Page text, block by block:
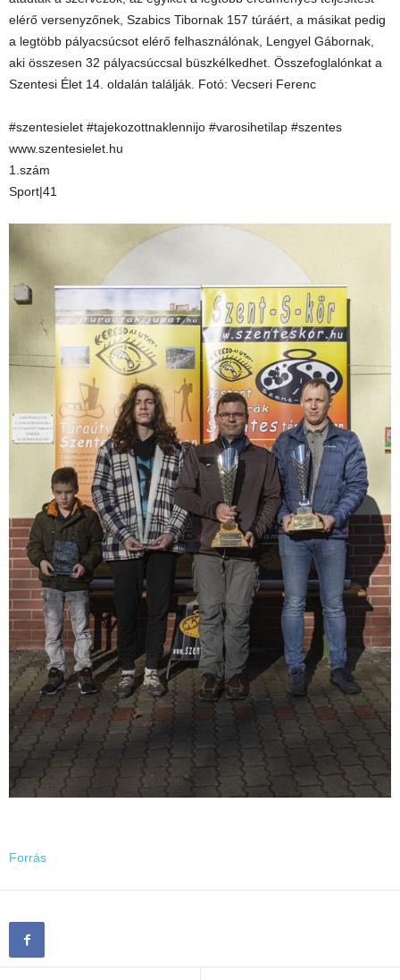
elérő versenyzőnek, Szabics Tibornak 157 túráért, a másikat pedig
a legtöbb pályacsúcsot elérő felhasználónak, Lengyel Gábornak,
aki összesen 32 pályacsúccsal büszkélkedhet. Összefoglalónkat a
Szentesi Élet 14. oldalán találják. Fotó: Vecseri Ferenc
#szentesielet #tajekozottnaklennijo #varosihetilap #szentes
www.szentesielet.hu
1.szám
Sport|41
Forrás